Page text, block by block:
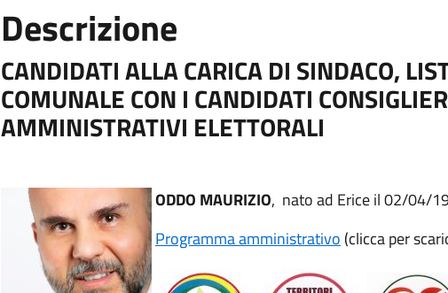
Descrizione
CANDIDATI ALLA CARICA DI SINDACO,
COMUNALE CON I CANDIDATI
AMMINISTRATIVI ELETTORALI
ODDO MAURIZIO, nato ad Erice il 02/04/
Programma amministrativo (clicca per